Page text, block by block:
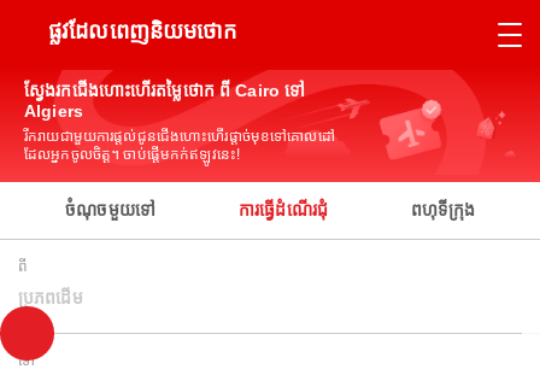
ផ្លូវដែលពេញនិយមថោក
ស្វែងរកជើងហោះហើរតម្លៃថោក ពី Cairo ទៅ
Algiers
រីករាយជាមួយការផ្តល់ជូនជើងហោះហើរផ្តាច់មុខទៅគោលដៅ
ដែលអ្នកចូលចិត្ត។ ចាប់ផ្តើមកក់ឥឡូវនេះ!
ចំណុចមួយទៅ ការធ្វើដំណើរជុំ ពហុទីក្រុង
ពី
ប្រភពដើម
ទៅ